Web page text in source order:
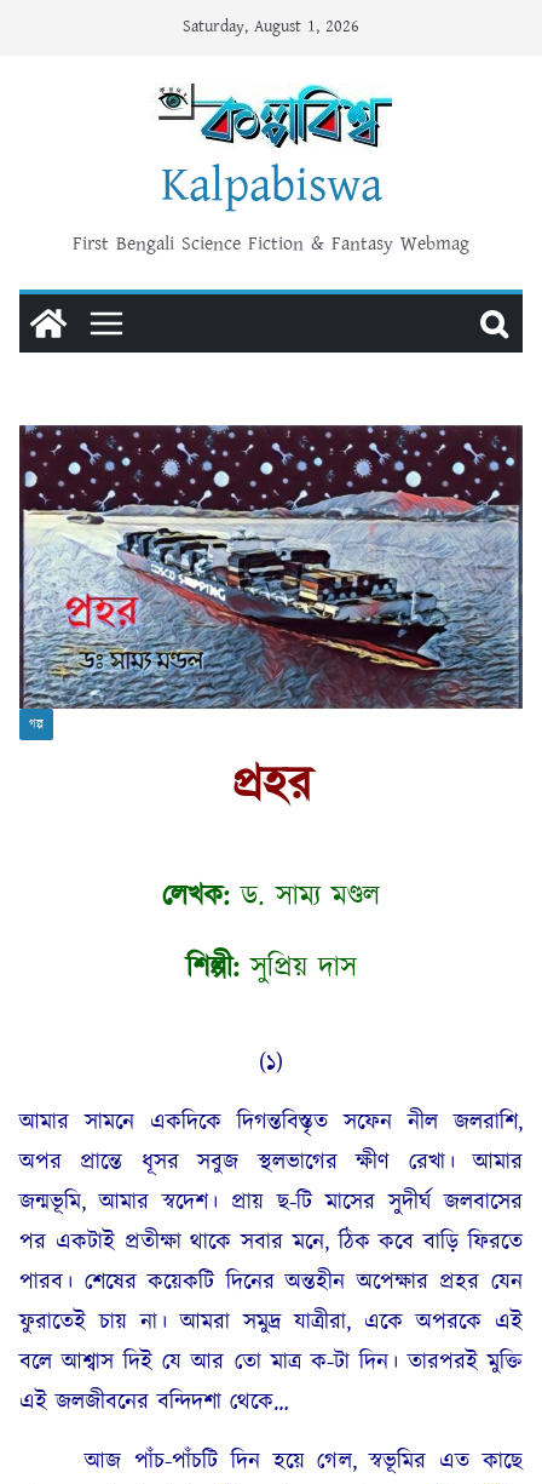
Saturday, August 1, 2026
Kalpabiswa
First Bengali Science Fiction & Fantasy Webmag
গল্প
প্রহর
লেখক: ড. সাম্য মণ্ডল
শিল্পী:সুপ্রিয় দাস
(১)
আমার সামনে একদিকে দিগন্তবিস্তৃত সফেন নীল জলরাশি,
অপর প্রান্তে ধূসর সবুজ স্থলভাগের ক্ষীণ রেখা। আমার
জন্মভূমি, আমার স্বদেশ। প্রায় ছ-টি মাসের সুদীর্ঘ জলবাসের
পর একটাই প্রতীক্ষা থাকে সবার মনে, ঠিক কবে বাড়ি ফিরতে
পারব। শেষের কয়েকটি দিনের অন্তহীন অপেক্ষার প্রহর যেন
ফুরাতেই চায় না। আমরা সমুদ্র যাত্রীরা, একে অপরকে এই
বলে আশ্বাস দিই যে আর তো মাত্র ক-টা দিন। তারপরই মুক্তি
এই জলজীবনের বন্দিদশা থেকে…
আজ পাঁচ-পাঁচটি দিন হয়ে গেল, স্বভূমির এত কাছে